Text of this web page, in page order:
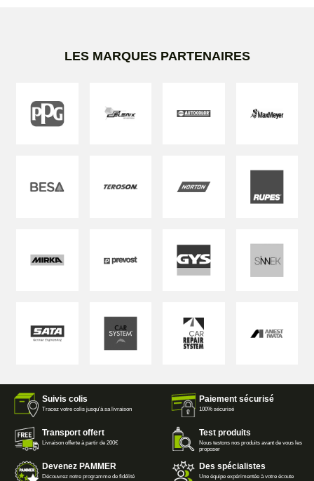
LES MARQUES PARTENAIRES
Suivis colis
Tracez votre colis jusqu'à sa livraison
Paiement sécurisé
100% sécurisé
Transport offert
Livraison offerte à partir de 200€
Test produits
Nous testons nos produits avant de vous les
proposer
Devenez PAMMER
Découvrez notre programme de fidélité
Des spécialistes
Une équipe expérimentée à votre écoute